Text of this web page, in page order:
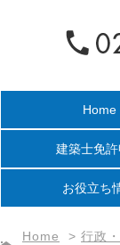
Home
建築士免
お役立ち
Home > 行政